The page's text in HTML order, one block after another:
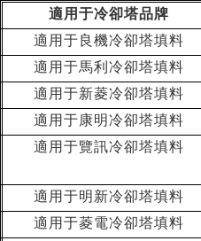
適用于冷卻塔品牌
適用于良機冷卻塔填料
適用于馬利冷卻塔填料
適用于新菱冷卻塔填料
適用于康明冷卻塔填料
適用于覽訊冷卻塔填料
適用于明新冷卻塔填料
適用于菱電冷卻塔填料